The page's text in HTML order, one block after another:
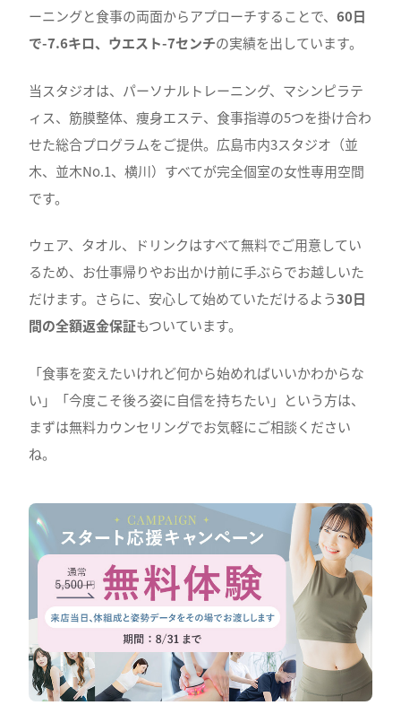
ーニングと食事の両面からアプローチすることで、60日
で-7.6キロ、ウエスト-7センチの実績を出しています。
当スタジオは、パーソナルトレーニング、マシンピラテ
ィス、筋膜整体、痩身エステ、食事指導の5つを掛け合わ
せた総合プログラムをご提供。広島市内3スタジオ（並
木、並木No.1、横川）すべてが完全個室の女性専用空間
です。
ウェア、タオル、ドリンクはすべて無料でご用意してい
るため、お仕事帰りやお出かけ前に手ぶらでお越しいた
だけます。さらに、安心して始めていただけるよう30日
間の全額返金保証もついています。
「食事を変えたいけれど何から始めればいいかわからな
い」「今度こそ後ろ姿に自信を持ちたい」という方は、
まずは無料カウンセリングでお気軽にご相談ください
ね。